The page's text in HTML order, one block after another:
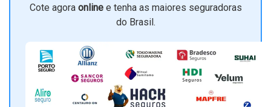
Cote agora onlinee tenha as maiores seguradoras
do Brasil.